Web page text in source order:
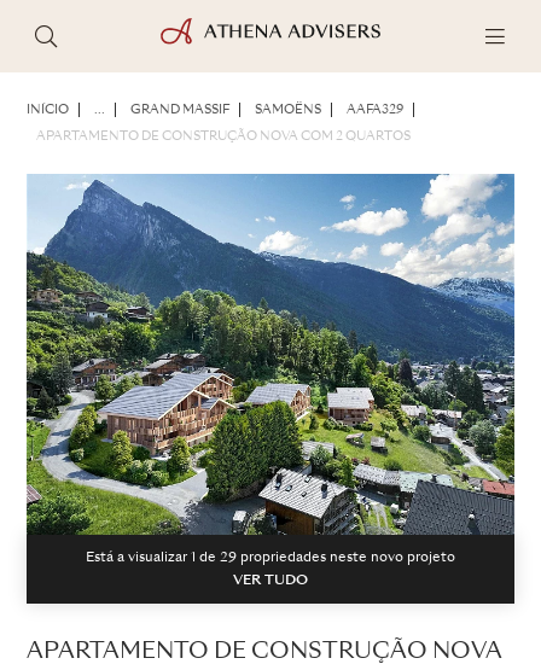
INÍCIO ... GRAND MASSIF SAMOËNS AAFA329
APARTAMENTO DE CONSTRUÇÃO NOVA COM 2 QUARTOS
Está a visualizar 1 de 29 propriedades neste novo projeto
VER TUDO
APARTAMENTO DE CONSTRUÇÃO NOVA